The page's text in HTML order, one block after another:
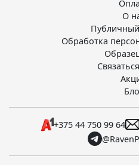
О
Обработка
+375 44 750 99 64